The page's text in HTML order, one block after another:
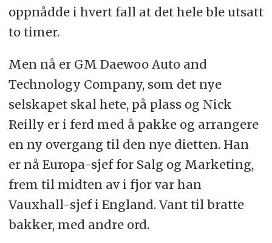
oppnådde i hvert fall at det hele ble utsatt
to timer.
Men nå er GM Daewoo Auto and
Technology Company, som det nye
selskapet skal hete, på plass og Nick
Reilly er i ferd med å pakke og arrangere
en ny overgang til den nye dietten. Han
er nå Europa-sjef for Salg og Marketing,
frem til midten av i fjor var han
Vauxhall-sjef i England. Vant til bratte
bakker, med andre ord.